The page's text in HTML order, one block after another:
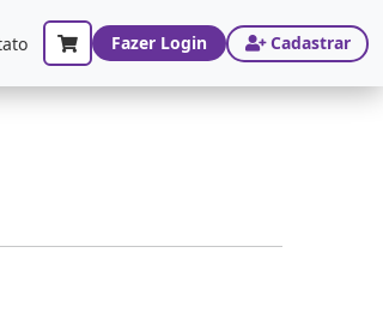
Fazer Login Cadastrar